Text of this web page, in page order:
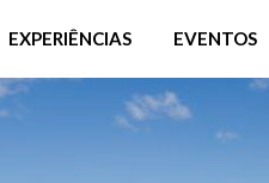
EXPERIÊNCIAS EVENTOS